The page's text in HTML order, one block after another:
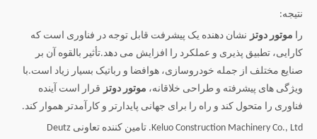
نتیجه:
را موتور دوتز نشان دهنده یک پیشرفت قابل توجه در فناوری است که
کارایی، تطبیق پذیری و عملکرد را افزایش می دهد.تأثیر بالقوه آن بر
صنایع مختلف از جمله خودروسازی، هوافضا و رباتیک بسیار زیاد است.با
ویژگی های پیشرفته و طراحی خلاقانه، موتور دوتز قرار است آینده
فناوری را متحول کند و راه را برای جهانی پایدارتر و کارآمدتر هموار کند.
Keluo Construction Machinery Co., Ltd. تامین کننده تعاونی Deutz